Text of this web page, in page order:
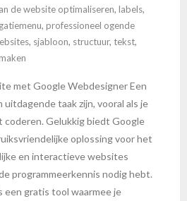
de website optimaliseren, labels,
, professioneel ogende
, sjabloon, structuur, tekst,
met Google Webdesigner Een
taak zijn, vooral als je
coderen. Gelukkig biedt Google
oplossing voor het
en interactieve websites
programmeerkennis nodig hebt.
een gratis tool waarmee je